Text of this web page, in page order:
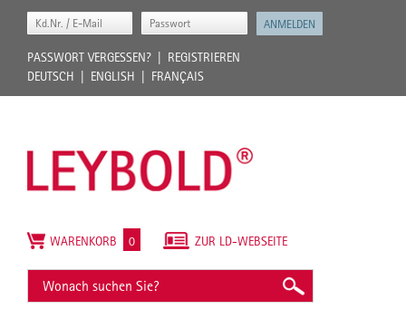
PASSWORT VERGESSEN?
REGISTRIEREN
DEUTSCH
ENGLISH FRANÇAIS
ZUR LD-WEBSEITE
WARENKORB 0